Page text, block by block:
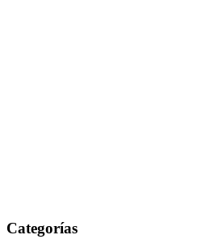
Categorías